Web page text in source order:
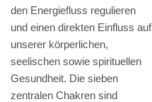
den Energiefluss regulieren
und einen direkten Einfluss auf
unserer körperlichen,
seelischen sowie spirituellen
Gesundheit. Die sieben
zentralen Chakren sind